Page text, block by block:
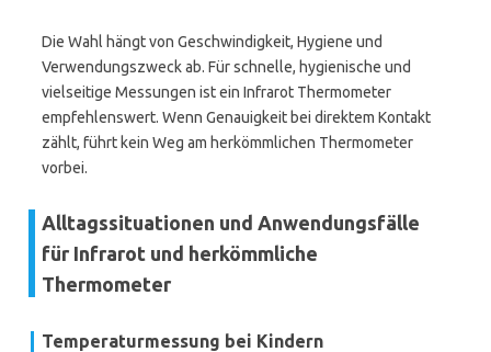
Die Wahl hängt von Geschwindigkeit, Hygiene und
Verwendungszweck ab. Für schnelle, hygienische und
vielseitige Messungen ist ein Infrarot Thermometer
empfehlenswert. Wenn Genauigkeit bei direktem Kontakt
zählt, führt kein Weg am herkömmlichen Thermometer
vorbei.
Alltagssituationen und Anwendungsfälle
für Infrarot und herkömmliche
Thermometer
Temperaturmessung bei Kindern